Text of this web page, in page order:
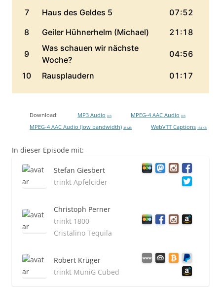
Download: MP3 Audio 0 B MPEG-4 AAC Audio 0 B
MPEG-4 AAC Audio (low bandwidth) 38 MB WebVTT Captions 134 KB
In dieser Episode mit:
Stefan Giesbert
trinkt Apfelcider
Christoph Perner
trinkt 1800
Cristalino Tequila
Robert Krüger
trinkt MuniG Cubed